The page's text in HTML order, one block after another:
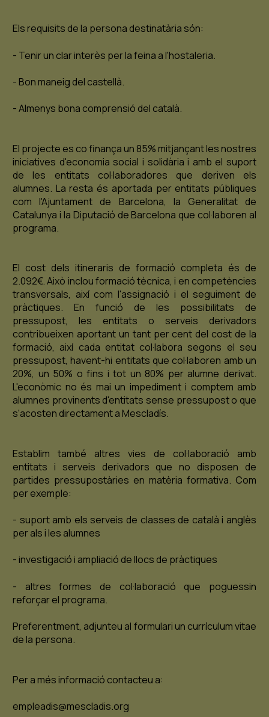
Els requisits de la persona destinatària són:
- Tenir un clar interès per la feina a l'hostaleria.
- Bon maneig del castellà.
- Almenys bona comprensió del català.
El projecte es co finança un 85% mitjançant les nostres
iniciatives d'economia social i solidària i amb el suport
de les entitats col·laboradores que deriven els
alumnes. La resta és aportada per entitats públiques
com l'Ajuntament de Barcelona, la Generalitat de
Catalunya i la Diputació de Barcelona que col·laboren al
programa.
El cost dels itineraris de formació completa és de
2.092€. Això inclou formació tècnica, i en competències
transversals, així com l'assignació i el seguiment de
pràctiques. En funció de les possibilitats de
pressupost, les entitats o serveis derivadors
contribueixen aportant un tant per cent del cost de la
formació, així cada entitat col·labora segons el seu
pressupost, havent-hi entitats que col·laboren amb un
20%, un 50% o fins i tot un 80% per alumne derivat.
L'econòmic no és mai un impediment i comptem amb
alumnes provinents d'entitats sense pressupost o que
s'acosten directament a Mescladís.
Establim també altres vies de col·laboració amb
entitats i serveis derivadors que no disposen de
partides pressupostàries en matèria formativa. Com
per exemple:
- suport amb els serveis de classes de català i anglès
per als i les alumnes
- investigació i ampliació de llocs de pràctiques
- altres formes de col·laboració que poguessin
reforçar el programa.
Preferentment, adjunteu al formulari un currículum vitae
de la persona.
Per a més informació contacteu a:
empleadis@mescladis.org